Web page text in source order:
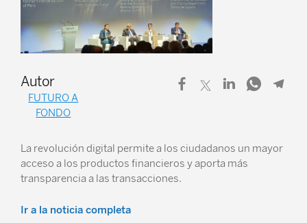
Autor
FUTURO A
FONDO
La revolución digital permite a los ciudadanos un mayor
acceso a los productos financieros y aporta más
transparencia a las transacciones.
Ir a la noticia completa